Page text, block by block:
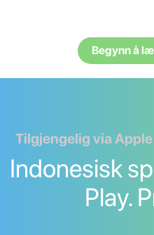
Begynn å
Tilgjengelig via
Indonesisk
Play.